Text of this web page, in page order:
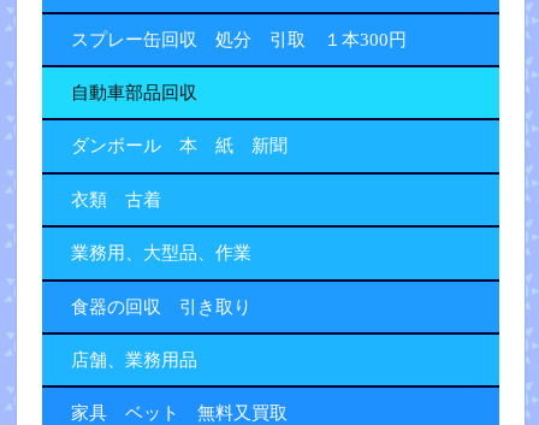
スプレー缶回収 処分 引取 １本300円
自動車部品回収
ダンボール 本 紙 新聞
衣類 古着
業務用、大型品、作業
食器の回収 引き取り
店舗、業務用品
家具 ベット 無料又買取